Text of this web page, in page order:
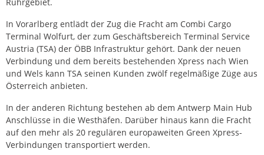
In Vorarlberg entlädt der Zug die Fracht am Combi Cargo
Terminal Wolfurt, der zum Geschäftsbereich Terminal Service
Austria (TSA) der ÖBB Infrastruktur gehört. Dank der neuen
Verbindung und dem bereits bestehenden Xpress nach Wien
und Wels kann TSA seinen Kunden zwölf regelmäßige Züge aus
Österreich anbieten.
In der anderen Richtung bestehen ab dem Antwerp Main Hub
Anschlüsse in die Westhäfen. Darüber hinaus kann die Fracht
auf den mehr als 20 regulären europaweiten Green Xpress-
Verbindungen transportiert werden.